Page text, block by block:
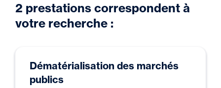
2 prestations correspondent à
votre recherche :
Dématérialisation des marchés
publics